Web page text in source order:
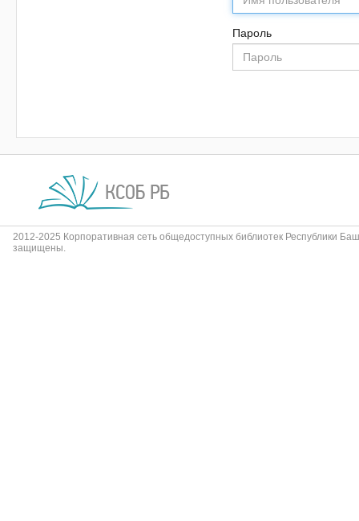
Пароль
2012-2025 Корпоративная сеть общедоступных библиотек Республики
защищены.